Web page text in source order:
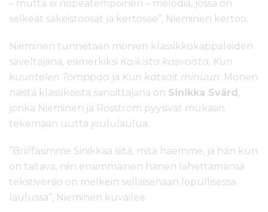
– mutta ei nopeatempoinen – melodia, jossa on
selkeät säkeistöosat ja kertosäe”, Nieminen kertoo.
Nieminen tunnetaan monien klassikkokappaleiden
säveltäjänä, esimerkiksi Kaikista kasvoista, Kun
kuuntelen Tomppaa ja Kun katsoit minuun. Monen
näistä klassikoista sanoittajana on Sinikka Svärd ,
jonka Nieminen ja Rosström pyysivät mukaan
tekemään uutta joululaulua.
”Briiffasimme Sinikkaa siitä, mitä haemme, ja hän kun
on taitava, niin ensimmäinen hänen lähettämänsä
tekstiversio on melkein sellaisenaan lopullisessa
laulussa”, Nieminen kuvailee.